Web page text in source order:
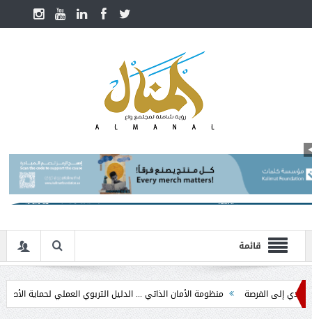
قائمة
الفرصة منظومة الأمان الذاتي ... الدليل التربوي العملي لحماية الأطفال في